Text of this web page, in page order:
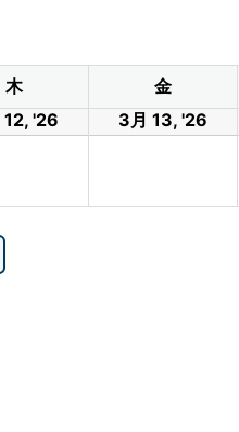
木 金
12, '26 3月 13, '26